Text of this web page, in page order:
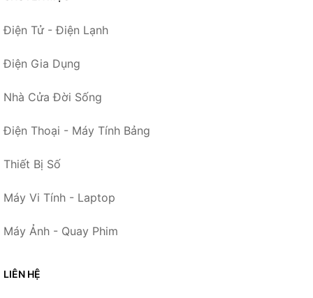
Điện Tử - Điện Lạnh
Điện Gia Dụng
Nhà Cửa Đời Sống
Điện Thoại - Máy Tính Bảng
Thiết Bị Số
Máy Vi Tính - Laptop
Máy Ảnh - Quay Phim
LIÊN HỆ